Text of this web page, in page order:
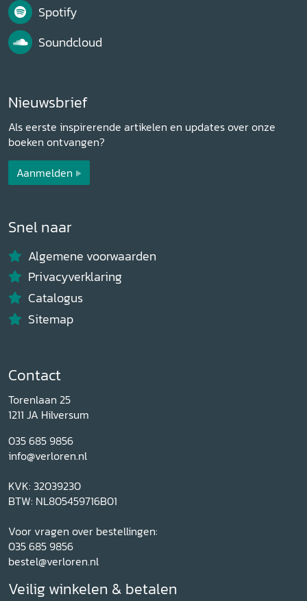
Spotify
Soundcloud
Nieuwsbrief
Als eerste inspirerende artikelen en updates over onze
boeken ontvangen?
Aanmelden
Snel naar
Algemene voorwaarden
Privacyverklaring
Catalogus
Sitemap
Contact
Torenlaan 25
1211 JA Hilversum
035 685 9856
info@verloren.nl
KVK: 32039230
BTW: NL805459716B01
Voor vragen over bestellingen:
035 685 9856
bestel@verloren.nl
Veilig winkelen & betalen